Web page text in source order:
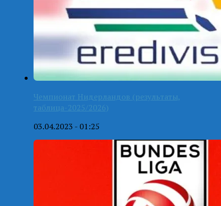
Чемпионат Нидерландов (результаты,
таблица-2025/2026)
03.04.2023 - 01:25